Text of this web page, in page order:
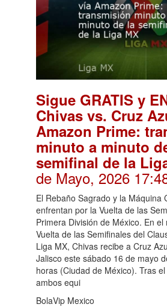
Sigue GRATIS y
Chivas vs. Cruz
Amazon Prime:
minuto a minuto
semifinal de la
de Mayo, 2026
El Rebaño Sagrado y la Máquina
enfrentan por la Vuelta de las
Primera División de México. En el
Vuelta de las Semifinales del
Liga MX, Chivas recibe a Cruz
Jalisco este sábado 16 de mayo
horas (Ciudad de México). Tras
ambos equi
BolaVip Mexico